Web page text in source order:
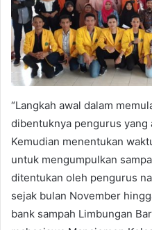
“Langkah awal dalam
dibentuknya pengurus yang
Kemudian menentukan
untuk mengumpulkan
ditentukan oleh pengurus
sejak bulan November
bank sampah Limbungan